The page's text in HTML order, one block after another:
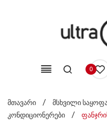
0
No products in
მთავარი / მსხვილი
კონდიციონერები
/